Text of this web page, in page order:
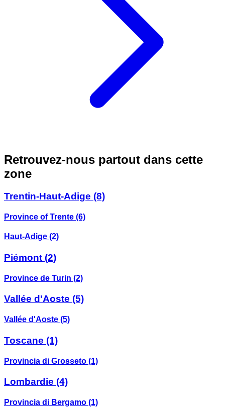
Retrouvez-nous partout dans cette
zone
Trentin-Haut-Adige (8)
Province of Trente (6)
Haut-Adige (2)
Piémont (2)
Province de Turin (2)
Vallée d'Aoste (5)
Vallée d'Aoste (5)
Toscane (1)
Provincia di Grosseto (1)
Lombardie (4)
Provincia di Bergamo (1)